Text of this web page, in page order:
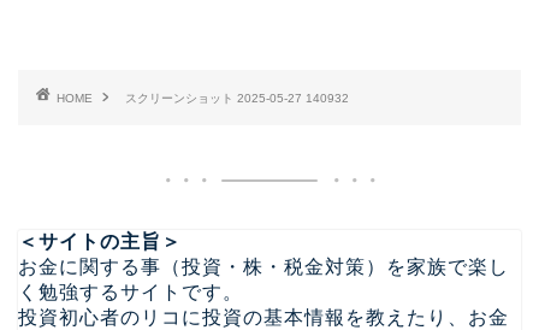
HOME スクリーンショット 2025-05-27 140932
＜サイトの主旨＞
お金に関する事（投資・株・税金対策）を家族で楽し
く勉強するサイトです。
投資初心者のリコに投資の基本情報を教えたり、お金